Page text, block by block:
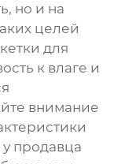
но и на
целей
для
к влаге и
внимание
у продавца